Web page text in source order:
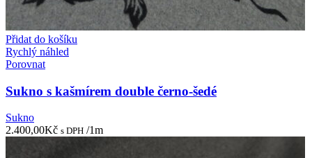
Přidat do košíku
Rychlý náhled
Porovnat
Sukno s kašmírem double černo-šedé
Sukno
2.400,00Kč s DPH /1m